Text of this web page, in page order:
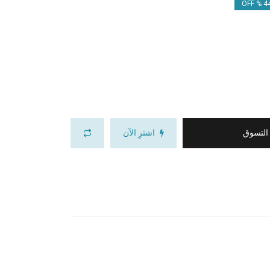
التسوق اشترِ الآن